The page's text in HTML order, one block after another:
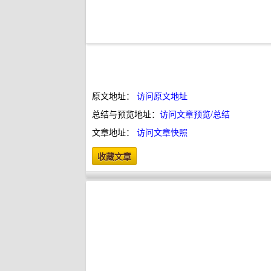
原文地址： 访问原文地址
总结与预览地址： 访问文章预览/总结
文章地址： 访问文章快照